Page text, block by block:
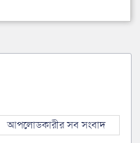
আপলোডকারীর সব সংবাদ